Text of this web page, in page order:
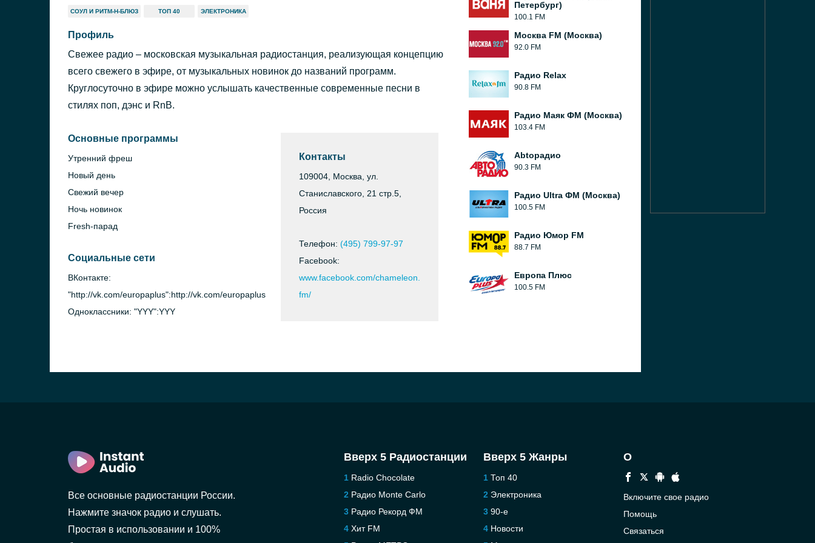
СОУЛ И РИТМ-Н-БЛЮЗ ТОП 40 ЭЛЕКТРОНИКА
Профиль
Свежее радио – московская музыкальная радиостанция, реализующая концепцию
всего свежего в эфире, от музыкальных новинок до названий программ.
Круглосуточно в эфире можно услышать качественные современные песни в
стилях поп, дэнс и RnB.
Основные программы
Утренний фреш
Новый день
Свежий вечер
Ночь новинок
Fresh-парад
Социальные сети
ВКонтакте:
"http://vk.com/europaplus":http://vk.com/europaplus
Одноклассники: "YYY":YYY
Контакты
109004, Москва, ул.
Станиславского, 21 стр.5,
Россия
Телефон: (495) 799-97-97
Facebook:
www.facebook.com/chameleon.
fm/
Петербург)
100.1 FM
Москва FM (Москва)
92.0 FM
Радио Relax
90.8 FM
Радио Маяк ФМ (Москва)
103.4 FM
Abtoрадио
90.3 FM
Радио Ultra ФМ (Москва)
100.5 FM
Радио Юмор FM
88.7 FM
Европа Плюс
100.5 FM
Все основные радиостанции России.
Нажмите значок радио и слушать.
Простая в использовании и 100%
Вверх 5 Радиостанции
Radio Chocolate
Радио Monte Carlo
Радио Рекорд ФМ
Хит FM
Вверх 5 Жанры
Топ 40
Электроника
90-е
Новости
О
Включите свое радио
Помощь
Связаться